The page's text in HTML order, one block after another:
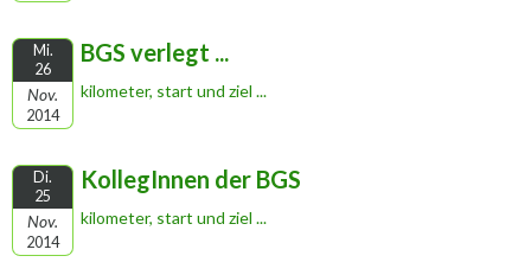
Mi.
26
Nov.
2014
BGS verlegt ...
kilometer, start und ziel ...
Di.
25
Nov.
2014
KollegInnen der BGS
kilometer, start und ziel ...